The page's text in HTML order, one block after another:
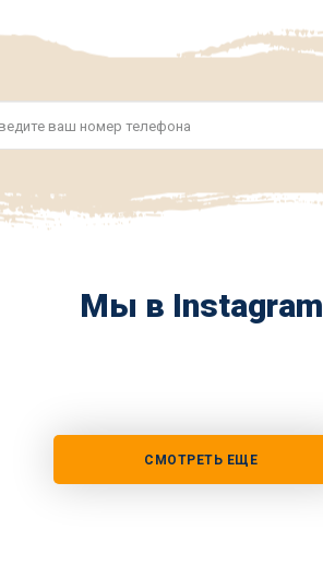
Мы в Instagram
СМОТРЕТЬ ЕЩЕ